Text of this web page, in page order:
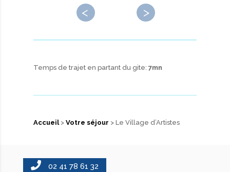
← →
Temps de trajet en partant du gite: 7mn
Accueil> Votre séjour > Le Village d’Artistes
02 41 78 61 32